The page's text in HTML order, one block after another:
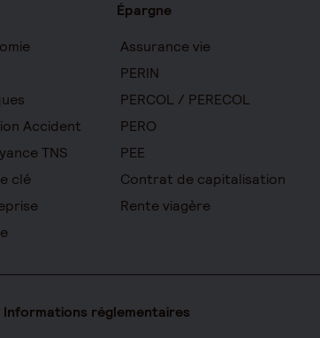
Accident
TNS
clé
Épargne
Assurance vie
PERIN
PERCOL / PERECOL
PERO
PEE
Contrat de capitalisation
Rente viagère
Informations réglementaires